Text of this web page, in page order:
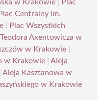
w Krakowie
Plac
Plac Centralny im.
Plac Wszystkich
Teodora Axentowicza w
w Krakowie
w Krakowie
Aleja
Aleja Kasztanowa w
w Krakowie